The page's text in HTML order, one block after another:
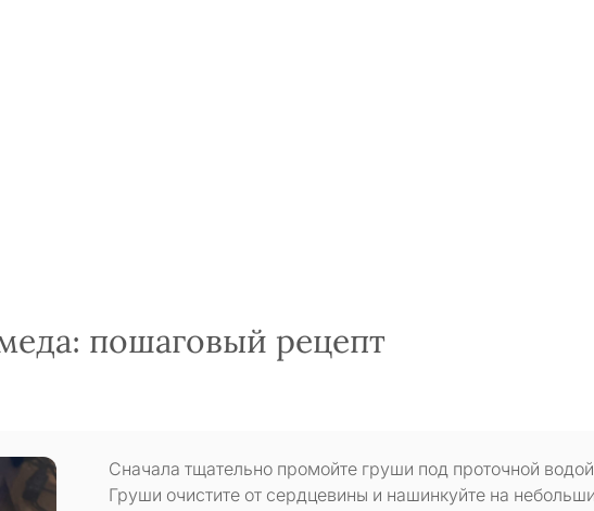
пошаговый рецепт
Сначала тщательно промойте груши под проточной
Груши очистите от сердцевины и нашинкуйте на